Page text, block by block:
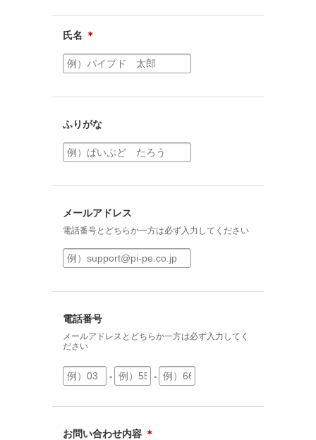
氏名 ＊
ふりがな
メールアドレス
電話番号とどちらか一方は必ず入力してください
電話番号
メールアドレスとどちらか一方は必ず入力してく
ださい
- -
お問い合わせ内容 ＊